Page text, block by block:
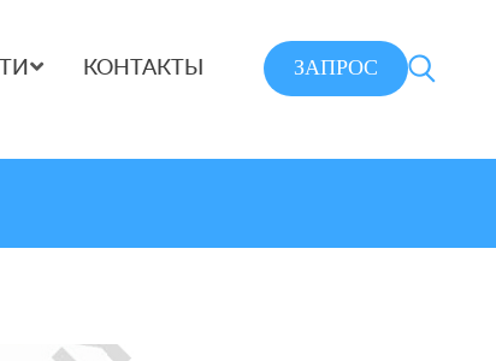
КОНТАКТЫ ЗАПРОС